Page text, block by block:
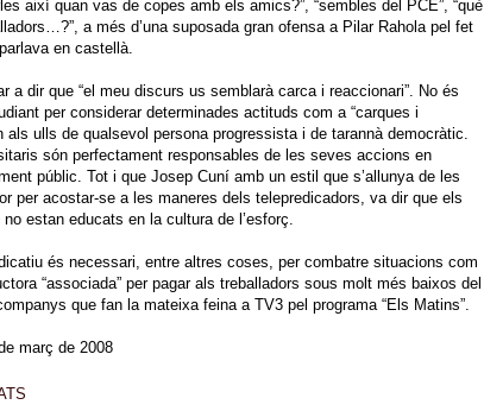
així quan vas de copes amb els amics?”, “sembles del PCE”, “què
a més d’una suposada gran ofensa a Pilar Rahola pel fet
en castellà.
a dir que “el meu discurs us semblarà carca i reaccionari”. No és
per considerar determinades actituds com a “carques i
als ulls de qualsevol persona progressista i de tarannà democràtic.
són perfectament responsables de les seves accions en
públic. Tot i que Josep Cuní amb un estil que s’allunya de les
per acostar-se a les maneres dels telepredicadors, va dir que els
estan educats en la cultura de l’esforç.
és necessari, entre altres coses, per combatre situacions com
“associada” per pagar als treballadors sous molt més baixos del
que fan la mateixa feina a TV3 pel programa “Els Matins”.
març de 2008